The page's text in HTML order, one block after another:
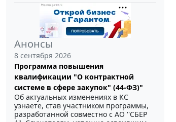
Анонсы
8 сентября 2026
Программа повышения
квалификации "О контрактной
системе в сфере закупок" (44-ФЗ)"
Об актуальных изменениях в КС
узнаете, став участником программы,
разработанной совместно с АО ''СБЕР